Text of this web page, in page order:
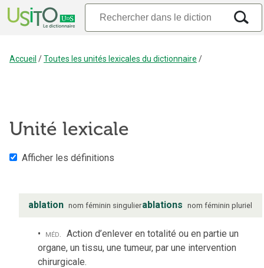
Accueil /Toutes les unités lexicales du dictionnaire /
Unité lexicale
Afficher les définitions
ablation nom féminin singulierablations nom féminin pluriel
méd. Action d’enlever en totalité ou en partie un
organe, un tissu, une tumeur, par une intervention
chirurgicale.